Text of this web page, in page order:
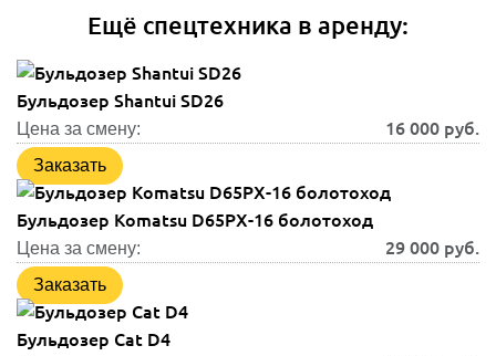
Ещё спецтехника в аренду:
Бульдозер Shantui SD26
Цена за смену: 16 000 руб.
Заказать
Бульдозер Komatsu D65PX-16 болотоход
Цена за смену: 29 000 руб.
Заказать
Бульдозер Cat D4